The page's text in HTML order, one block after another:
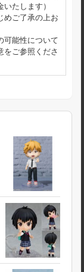
たします）
めご了承の上お
可能性について
をご参照くださ